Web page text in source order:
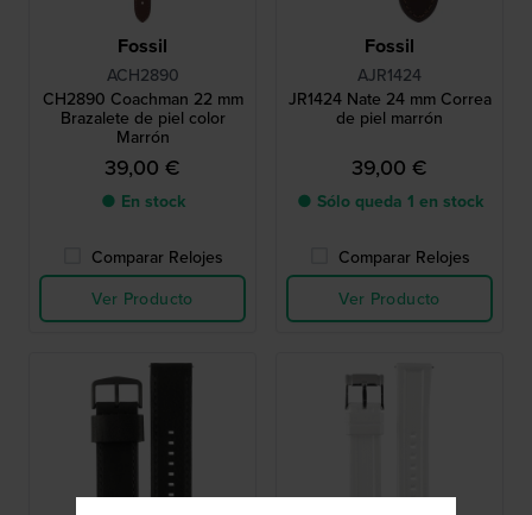
Fossil
ACH2890
CH2890 Coachman 22 mm
Brazalete de piel color
Marrón
39,00 €
● En stock
Comparar Relojes
Ver Producto
Fossil
AJR1424
JR1424 Nate 24 mm Correa
de piel marrón
39,00 €
● Sólo queda 1 en stock
Comparar Relojes
Ver Producto